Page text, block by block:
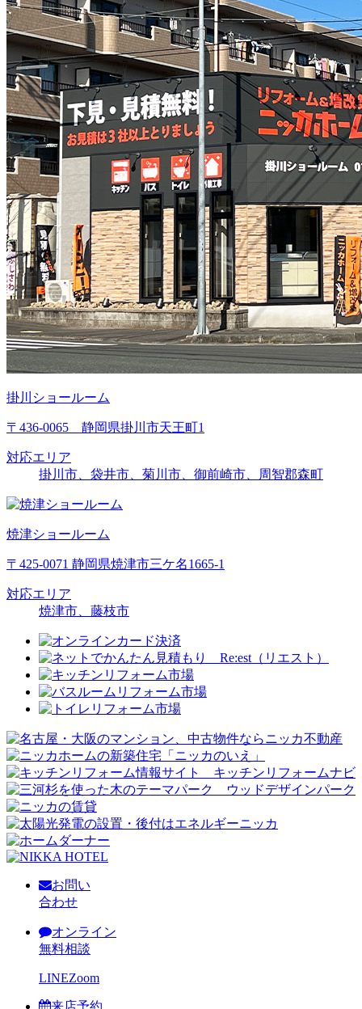
掛川ショールーム
〒436-0065 静岡県掛川市天王町1
対応エリア
掛川市、袋井市、菊川市、御前崎市、周智郡森町
焼津ショールーム
〒425-0071 静岡県焼津市三ケ名1665-1
対応エリア
焼津市、藤枝市
お問い
合わせ
オンライン
無料相談
LINEZoom
来店予約